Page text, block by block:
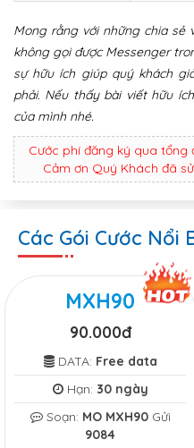
Mong rằng với những chia sẻ
không gọi được Messenger
sự hữu ích giúp quý khách
phải. Nếu thấy bài viết hữu
của mình nhé.
Cước phí đăng ký qua tổng
Cảm ơn Quý Khách đã
Các Gói Cước Nổi
MXH90
90.000đ
DATA: Free data
Hạn: 30 ngày
Soạn: MO MXH90Gửi
9084